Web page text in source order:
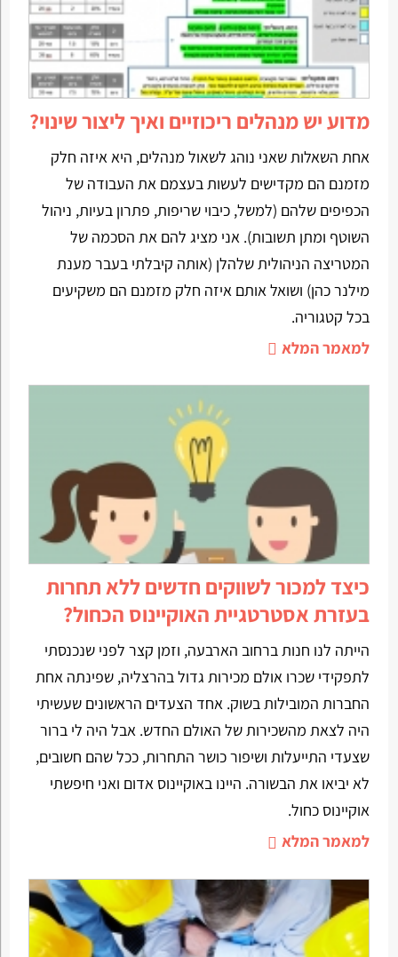
מדוע יש מנהלים ריכוזיים ואיך ליצור שינוי?
אחת השאלות שאני נוהג לשאול מנהלים, היא איזה חלק
מזמנם הם מקדישים לעשות בעצמם את העבודה של
הכפיפים שלהם (למשל, כיבוי שריפות, פתרון בעיות, ניהול
השוטף ומתן תשובות). אני מציג להם את הסכמה של
המטריצה הניהולית שלהלן (אותה קיבלתי בעבר מענת
מילנר כהן) ושואל אותם איזה חלק מזמנם הם משקיעים
בכל קטגוריה.
למאמר המלא
כיצד למכור לשווקים חדשים ללא תחרות
בעזרת אסטרטגיית האוקיינוס הכחול?
הייתה לנו חנות ברחוב הארבעה, וזמן קצר לפני שנכנסתי
לתפקידי שכרו אולם מכירות גדול בהרצליה, שפינתה אחת
החברות המובילות בשוק. אחד הצעדים הראשונים שעשיתי
היה לצאת מהשכירות של האולם החדש. אבל היה לי ברור
שצעדי התייעלות ושיפור כושר התחרות, ככל שהם חשובים,
לא יביאו את הבשורה. היינו באוקיינוס אדום ואני חיפשתי
אוקיינוס כחול.
למאמר המלא